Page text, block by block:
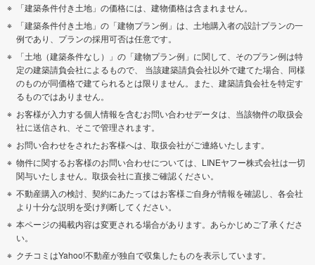
「建築条件付き土地」の価格には、建物価格は含まれません。
「建築条件付き土地」の「建物プラン例」は、土地購入者の設計プランの一
例であり、プランの採用可否は任意です。
「土地（建築条件なし）」の「建物プラン例」に関して、そのプラン例は特
定の建築請負会社によるもので、 当該建築請負会社以外で建てた場合、同様
のものが同価格で建てられるとは限りません。また、建築請負会社を特定す
るものではありません。
お客様が入力する個人情報を含むお問い合わせデータは、当該物件の取扱会
社に送信され、そこで管理されます。
お問い合わせをされたお客様へは、取扱会社がご連絡いたします。
物件に関するお客様のお問い合わせについては、LINEヤフー株式会社は一切
関与いたしません。取扱会社に直接ご確認ください。
不動産購入の検討、契約にあたってはお客様ご自身が情報を確認し、各会社
より十分な説明を受け判断してください。
本ページの掲載内容は変更される場合があります。あらかじめご了承くださ
い。
クチコミはYahoo!不動産が独自で収集したものを表示しています。